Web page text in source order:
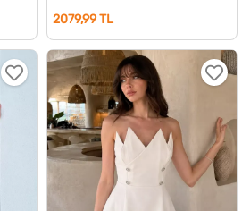
2079,99 TL